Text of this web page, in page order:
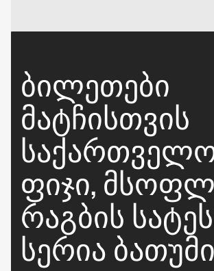
ᲑᲘᲚᲔᲗᲔᲑᲘ
ᲛᲐᲢᲩᲘᲡᲗᲕᲘᲡ
ᲤᲘᲯᲘ,
ᲠᲐᲒᲑᲘᲡ
ᲡᲔᲠᲘᲐ